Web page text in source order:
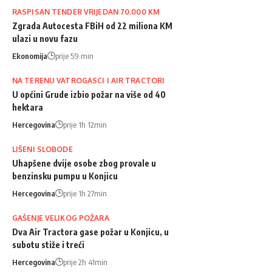
RASPISAN TENDER VRIJEDAN 70.000 KM
Zgrada Autocesta FBiH od 22 miliona KM
ulazi u novu fazu
Ekonomija prije 59 min
NA TERENU VATROGASCI I AIR TRACTORI
U općini Grude izbio požar na više od 40
hektara
Hercegovina prije 1h 12min
LIŠENI SLOBODE
Uhapšene dvije osobe zbog provale u
benzinsku pumpu u Konjicu
Hercegovina prije 1h 27min
GAŠENJE VELIKOG POŽARA
Dva Air Tractora gase požar u Konjicu, u
subotu stiže i treći
Hercegovina prije 2h 41min